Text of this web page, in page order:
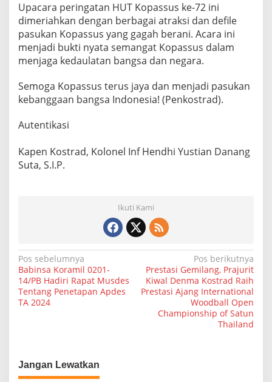
Upacara peringatan HUT Kopassus ke-72 ini
dimeriahkan dengan berbagai atraksi dan defile
pasukan Kopassus yang gagah berani. Acara ini
menjadi bukti nyata semangat Kopassus dalam
menjaga kedaulatan bangsa dan negara.
Semoga Kopassus terus jaya dan menjadi pasukan
kebanggaan bangsa Indonesia! (Penkostrad).
Autentikasi
Kapen Kostrad, Kolonel Inf Hendhi Yustian Danang
Suta, S.I.P.
Ikuti Kami
N
a
v
s
Pos sebelumnya
Babinsa Koramil 0201-
14/PB Hadiri Rapat Musdes
Tentang Penetapan Apdes
TA 2024
Pos berikutnya
Prestasi Gemilang, Prajurit
Kiwal Denma Kostrad Raih
Prestasi Ajang International
Woodball Open
Championship of Satun
Thailand
Jangan Lewatkan